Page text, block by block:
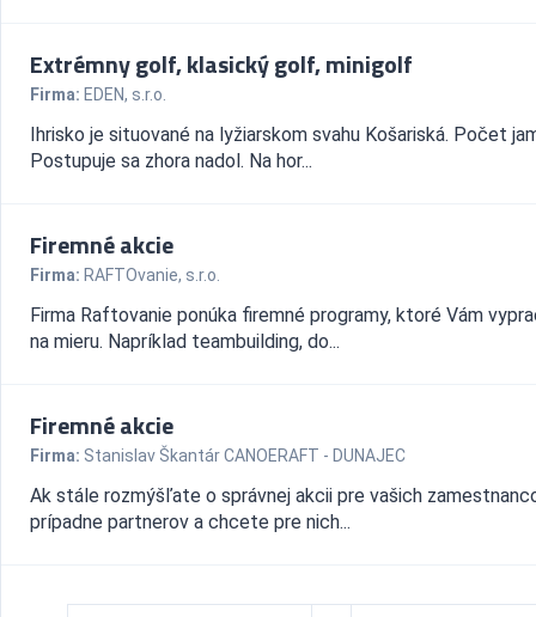
Extrémny golf, klasický golf, minigolf
Firma: EDEN, s.r.o.
Ihrisko je situované na lyžiarskom svahu Košariská. Počet
Postupuje sa zhora nadol. Na hor...
Firemné akcie
Firma: RAFTOvanie, s.r.o.
Firma Raftovanie ponúka firemné programy, ktoré Vám
na mieru. Napríklad teambuilding, do...
Firemné akcie
Firma: Stanislav Škantár CANOERAFT - DUNAJEC
Ak stále rozmýšľate o správnej akcii pre vašich
prípadne partnerov a chcete pre nich...